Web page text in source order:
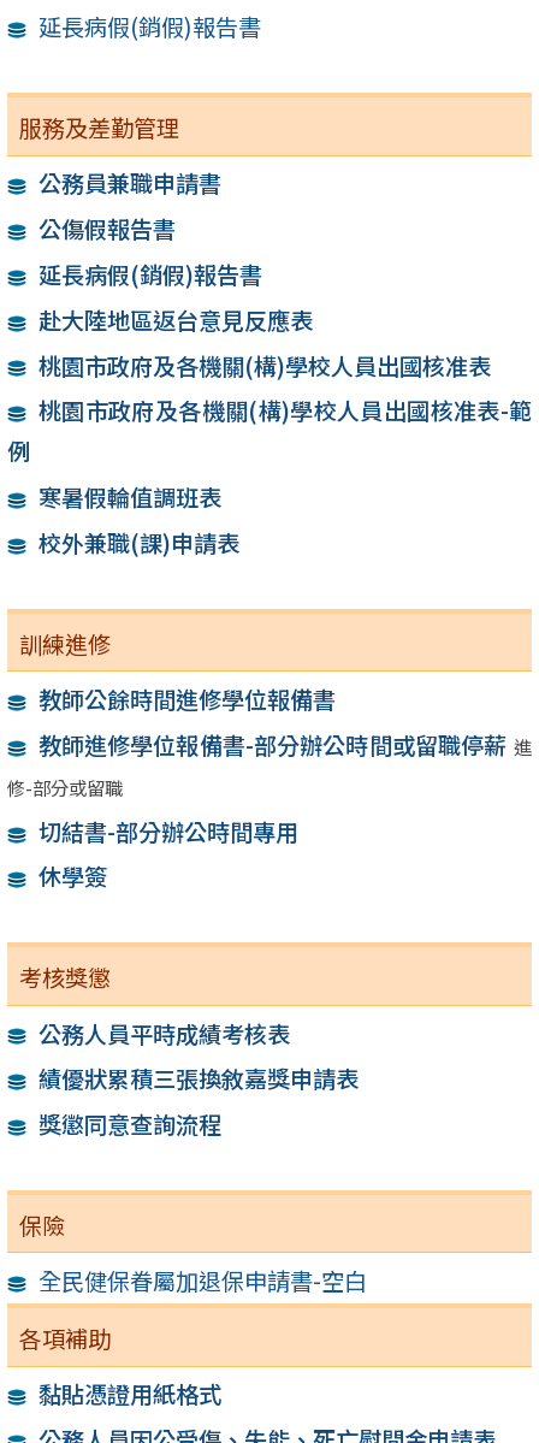
延長病假(銷假)報告書
服務及差勤管理
公務員兼職申請書
公傷假報告書
延長病假(銷假)報告書
赴大陸地區返台意見反應表
桃園市政府及各機關(構)學校人員出國核准表
桃園市政府及各機關(構)學校人員出國核准表-範
例
寒暑假輪值調班表
校外兼職(課)申請表
訓練進修
教師公餘時間進修學位報備書
教師進修學位報備書-部分辦公時間或留職停薪 進
修-部分或留職
切結書-部分辦公時間專用
休學簽
考核獎懲
公務人員平時成績考核表
績優狀累積三張換敘嘉獎申請表
獎懲同意查詢流程
保險
全民健保眷屬加退保申請書-空白
各項補助
黏貼憑證用紙格式